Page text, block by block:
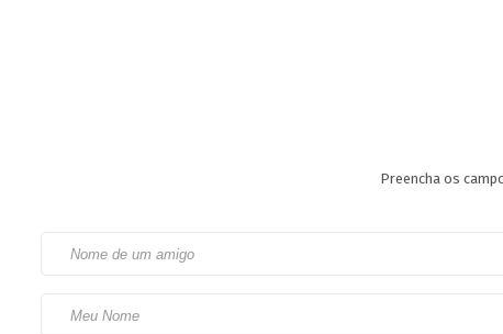
Preencha os